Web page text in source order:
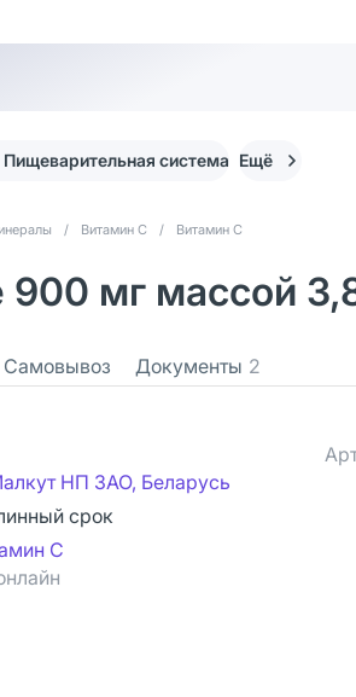
Пищеварительная система Ещё
/ Витамин С / Витамин С
мг массой
Самовывоз Документы 2
НП ЗАО, Беларусь
срок
С